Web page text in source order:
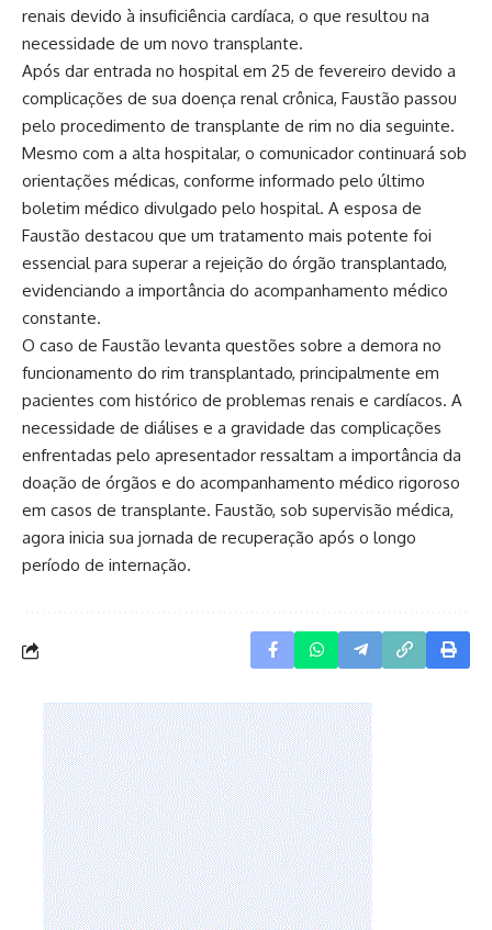
renais devido à insuficiência cardíaca, o que resultou na
necessidade de um novo transplante.
Após dar entrada no hospital em 25 de fevereiro devido a
complicações de sua doença renal crônica, Faustão passou
pelo procedimento de transplante de rim no dia seguinte.
Mesmo com a alta hospitalar, o comunicador continuará sob
orientações médicas, conforme informado pelo último
boletim médico divulgado pelo hospital. A esposa de
Faustão destacou que um tratamento mais potente foi
essencial para superar a rejeição do órgão transplantado,
evidenciando a importância do acompanhamento médico
constante.
O caso de Faustão levanta questões sobre a demora no
funcionamento do rim transplantado, principalmente em
pacientes com histórico de problemas renais e cardíacos. A
necessidade de diálises e a gravidade das complicações
enfrentadas pelo apresentador ressaltam a importância da
doação de órgãos e do acompanhamento médico rigoroso
em casos de transplante. Faustão, sob supervisão médica,
agora inicia sua jornada de recuperação após o longo
período de internação.